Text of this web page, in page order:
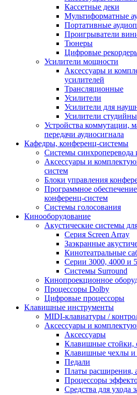
Кассетные деки
Мультиформатные
Портативные
Проигрыватели
Тюнеры
Цифровые
Усилители мощности
Аксессуары и
усилителей
Трансляционные
Усилители
Усилители для
Усилители
Устройства коммутации,
передачи аудиосигнала
Кафедры, конференц-системы
Cистемы
Аксессуары и
систем
Блоки управления
Программное
конференц-систем
Системы голосования
Кинооборудование
Акустические системы
Cерия Screen Array
Заэкранные
Кинотеатральные
Серии 3000, 4000 и
Системы Surround
Кинопроекционное
Процессоры Dolby
Цифровые процессоры
Клавишные инструменты
MIDI-клавиатуры /
Аксессуары и
Аксессуары
Клавишные стойки,
Клавишные чехлы и
Педали
Платы расширения,
Процессоры
Средства для ухода